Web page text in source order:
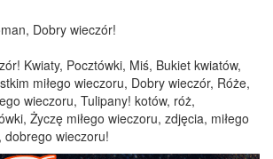
Dobry wieczór!
Kwiaty, Pocztówki, Miś, Bukiet kwiatów,
miłego wieczoru, Dobry wieczór, Róże,
wieczoru, Tulipany! kotów, róż,
Życzę miłego wieczoru, zdjęcia, miłego
dobrego wieczoru!